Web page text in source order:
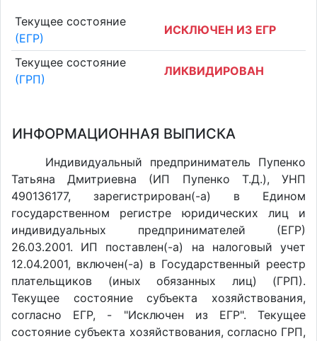
Текущее состояние
(ЕГР)
ИСКЛЮЧЕН ИЗ ЕГР
Текущее состояние
(ГРП)
ЛИКВИДИРОВАН
ИНФОРМАЦИОННАЯ ВЫПИСКА
Индивидуальный предприниматель Пупенко
Татьяна Дмитриевна (ИП Пупенко Т.Д.), УНП
490136177, зарегистрирован(-а) в Едином
государственном регистре юридических лиц и
индивидуальных предпринимателей (ЕГР)
26.03.2001. ИП поставлен(-a) на налоговый учет
12.04.2001, включен(-a) в Государственный реестр
плательщиков (иных обязанных лиц) (ГРП).
Текущее состояние субъекта хозяйствования,
согласно ЕГР, - "Исключен из ЕГР". Текущее
состояние субъекта хозяйствования, согласно ГРП,